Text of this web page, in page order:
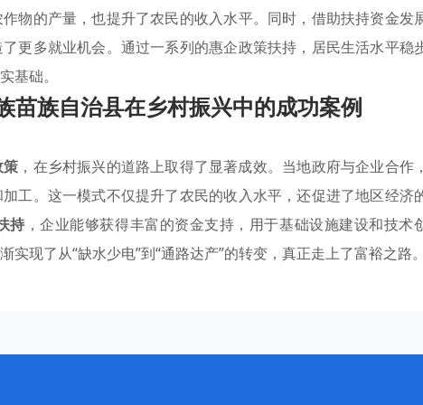
物的产量，也提升了农民的收入水平。同时，借助扶持资金发
更多就业机会。通过一系列的惠企政策扶持，居民生活水平稳
基础。
苗族自治县在乡村振兴中的成功案例
策 ，在乡村振兴的道路上取得了显著成效。当地政府与企业合作，
工。这一模式不仅提升了农民的收入水平，还促进了地区经济
持 ，企业能够获得丰富的资金支持，用于基础设施建设和技术
现了从“缺水少电”到“通路达产”的转变，真正走上了富裕之路。